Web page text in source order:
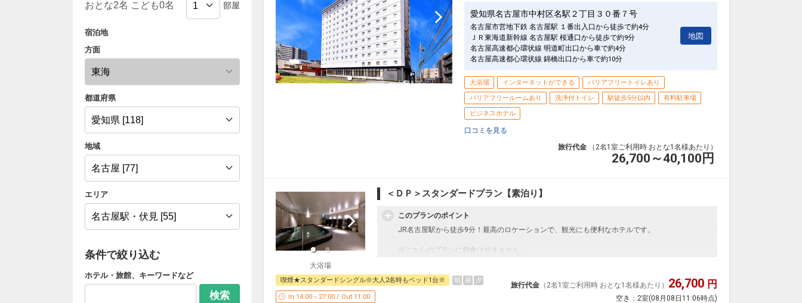
部屋
宿泊地
方面
都道府県
地域
エリア
条件で絞り込む
ホテル・旅館、キーワードなど
検索
愛知県名古屋市中村区名駅２丁目３０番７号
名古屋市営地下鉄 名古屋駅 １番出入口から徒歩で約4分
ＪＲ東海道新幹線 名古屋駅 桜通口から徒歩で約9分
名古屋高速都心環状線 明道町出口から車で約4分
名古屋高速都心環状線 錦橋出口から車で約10分
地図
大浴場 インターネットができる
バリアフリートイレあり
バリアフリールームあり
洗浄付トイレ 駅徒歩5分以内
有料駐車場
ビジネスホテル
口コミを見る
旅行代金 （2名1室ご利用時 おとな1名様あたり）
26,700～40,100 円
大浴場
＜ＤＰ＞スタンダードプラン【素泊り】
このプランのポイント
JR名古屋駅から徒歩9分！最高のロケーションで、観光にも便利なホテルです。
※こちらのプランに朝食は付きません。
・JR「名古屋駅」桜通口から徒歩約9分
・地下鉄「名古屋駅」1番出入口から徒歩約4分
喫煙★スタンダードシングル※大人2名時もベッド1台※ 朝 昼 夕
In 14:00～27:00 / Out 11:00
旅行代金 （2名1室ご利用時 おとな1名様あたり） 26,700 円
空き： 2室(08月08日11:06時点)